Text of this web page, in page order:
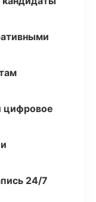
цифровое
24/7